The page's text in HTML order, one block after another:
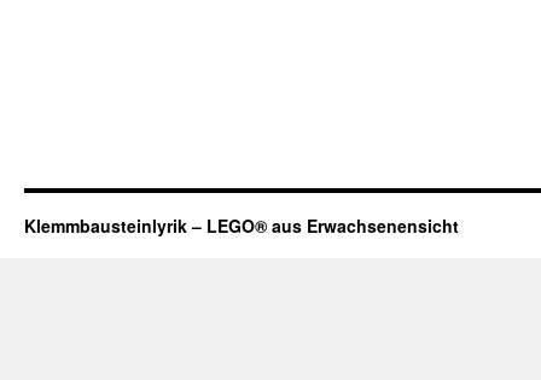
Klemmbausteinlyrik – LEGO® aus Erwachsenensicht